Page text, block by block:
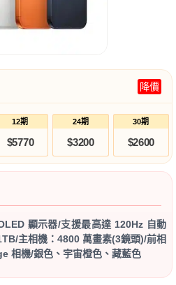
降價
12期
$5770
24期
$3200
30期
$2600
顯示器/支援最高達 120Hz 自動
主相機：4800 萬畫素(3鏡頭)/前相
相機/銀色、宇宙橙色、藏藍色